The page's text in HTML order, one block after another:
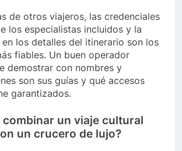
de otros viajeros, las credenciales
los especialistas incluidos y la
los detalles del itinerario son los
fiables. Un buen operador
demostrar con nombres y
son sus guías y qué accesos
garantizados.
combinar un viaje cultural
un crucero de lujo?